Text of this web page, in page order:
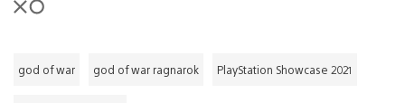
god of war god of war ragnarok PlayStation Showcase 2021